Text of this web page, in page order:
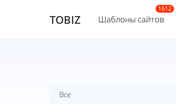
TOBIZ Шаблоны сайтов
Все